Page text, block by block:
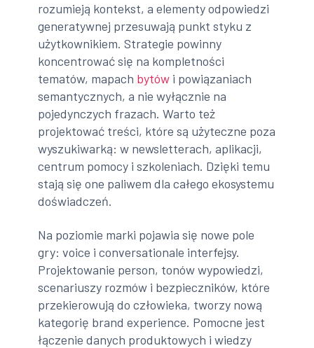
rozumieją kontekst, a elementy odpowiedzi
generatywnej przesuwają punkt styku z
użytkownikiem. Strategie powinny
koncentrować się na kompletności
tematów, mapach bytów i powiązaniach
semantycznych, a nie wyłącznie na
pojedynczych frazach. Warto też
projektować treści, które są użyteczne poza
wyszukiwarką: w newsletterach, aplikacji,
centrum pomocy i szkoleniach. Dzięki temu
stają się one paliwem dla całego ekosystemu
doświadczeń.
Na poziomie marki pojawia się nowe pole
gry: voice i conversationale interfejsy.
Projektowanie person, tonów wypowiedzi,
scenariuszy rozmów i bezpieczników, które
przekierowują do człowieka, tworzy nową
kategorię brand experience. Pomocne jest
łączenie danych produktowych i wiedzy